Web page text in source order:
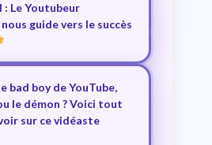
: Le Youtubeur
guide vers le succès
bad boy de YouTube,
le démon ? Voici tout
sur ce vidéaste